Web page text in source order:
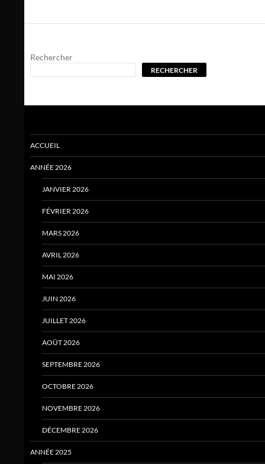
Rechercher
RECHERCHER
ACCUEIL
ANNÉE 2026
JANVIER 2026
FÉVRIER 2026
MARS 2026
AVRIL 2026
MAI 2026
JUIN 2026
JUILLET 2026
AOÛT 2026
SEPTEMBRE 2026
OCTOBRE 2026
NOVEMBRE 2026
DÉCEMBRE 2026
ANNÉE 2025